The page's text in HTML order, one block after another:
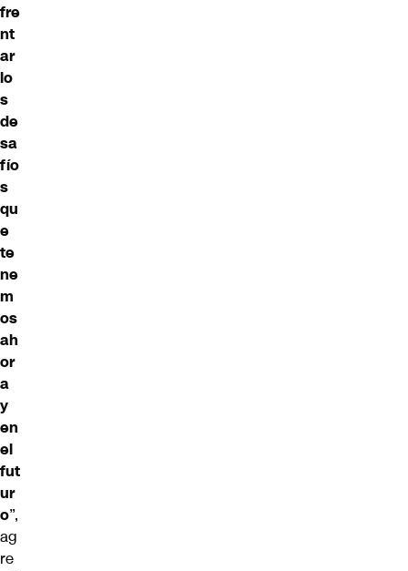
fre
nt
ar
lo
s
de
sa
fío
s
qu
e
te
ne
m
os
ah
or
a
y
en
el
fut
ur
o”,
ag
re